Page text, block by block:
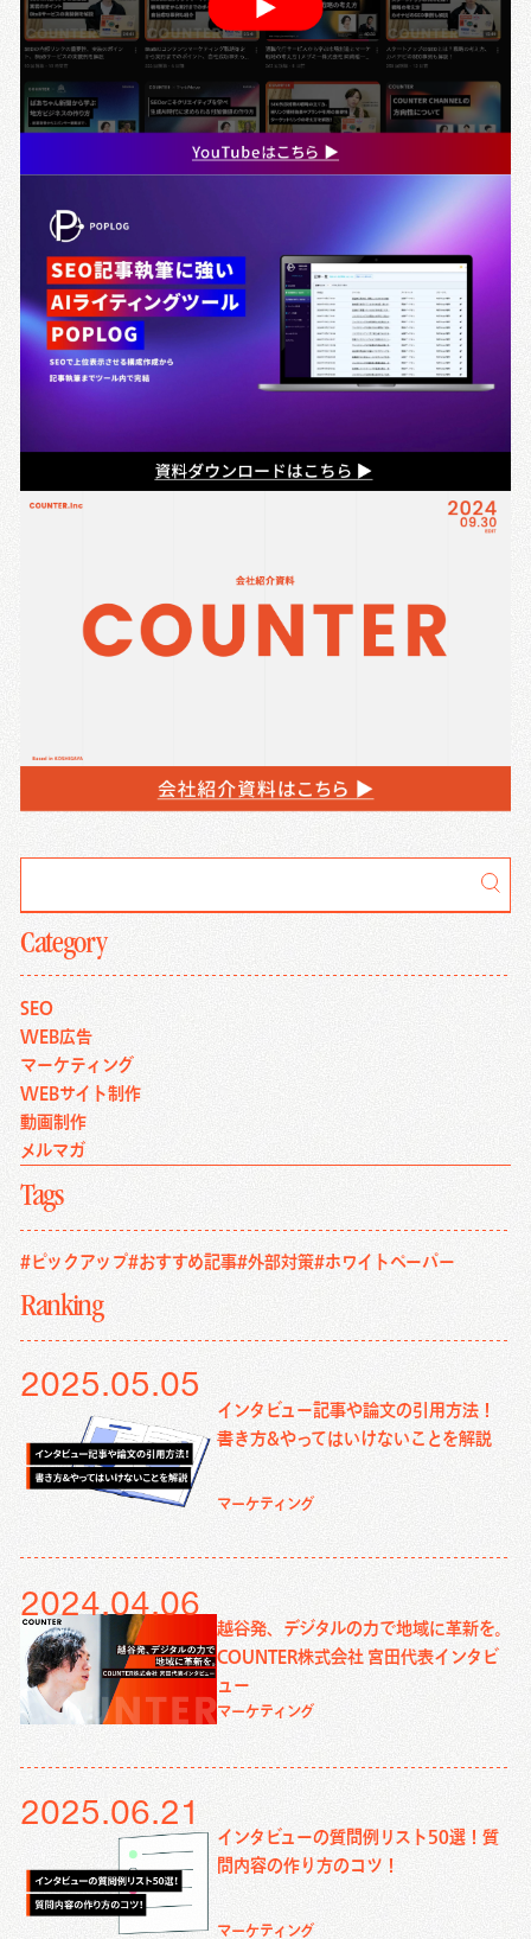
Category
SEO
WEB広告
マーケティング
WEBサイト制作
動画制作
メルマガ
Tags
#ピックアップ#おすすめ記事#外部対策#ホワイトペーパー
Ranking
2025.05.05
インタビュー記事や論文の引用方法！
書き方&やってはいけないことを解説
マーケティング
2024.04.06
越谷発、デジタルの力で地域に革新を。
COUNTER株式会社 宮田代表インタビ
ュー
マーケティング
2025.06.21
インタビューの質問例リスト50選！質
問内容の作り方のコツ！
マーケティング
資料ダウンロード